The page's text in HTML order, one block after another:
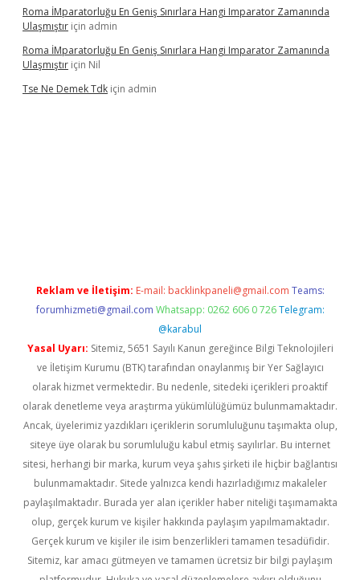
Roma İMparatorluğu En Geniş Sınırlara Hangi Imparator Zamanında
Ulaşmıştır için admin
Roma İMparatorluğu En Geniş Sınırlara Hangi Imparator Zamanında
Ulaşmıştır için Nil
Tse Ne Demek Tdk için admin
Reklam ve İletişim: E-mail: backlinkpaneli@gmail.com Teams:
forumhizmeti@gmail.com Whatsapp: 0262 606 0 726 Telegram:
@karabul
Yasal Uyarı: Sitemiz, 5651 Sayılı Kanun gereğince Bilgi Teknolojileri
ve İletişim Kurumu (BTK) tarafından onaylanmış bir Yer Sağlayıcı
olarak hizmet vermektedir. Bu nedenle, sitedeki içerikleri proaktif
olarak denetleme veya araştırma yükümlülüğümüz bulunmamaktadır.
Ancak, üyelerimiz yazdıkları içeriklerin sorumluluğunu taşımakta olup,
siteye üye olarak bu sorumluluğu kabul etmiş sayılırlar. Bu internet
sitesi, herhangi bir marka, kurum veya şahıs şirketi ile hiçbir bağlantısı
bulunmamaktadır. Sitede yalnızca kendi hazırladığımız makaleler
paylaşılmaktadır. Burada yer alan içerikler haber niteliği taşımamakta
olup, gerçek kurum ve kişiler hakkında paylaşım yapılmamaktadır.
Gerçek kurum ve kişiler ile isim benzerlikleri tamamen tesadüfidir.
Sitemiz, kar amacı gütmeyen ve tamamen ücretsiz bir bilgi paylaşım